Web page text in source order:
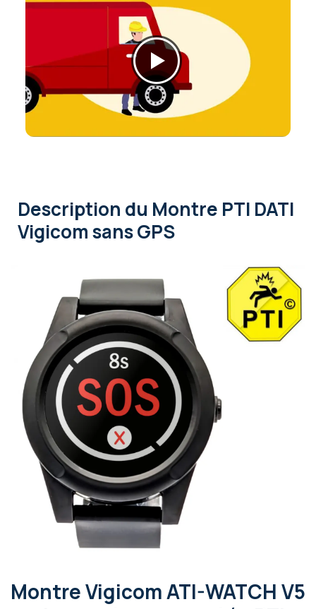
Description du Montre PTI DATI
Vigicom sans GPS
Montre Vigicom ATI-WATCH V5